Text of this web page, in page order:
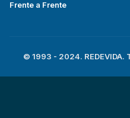
Frente a Frente
© 1993 - 2024.